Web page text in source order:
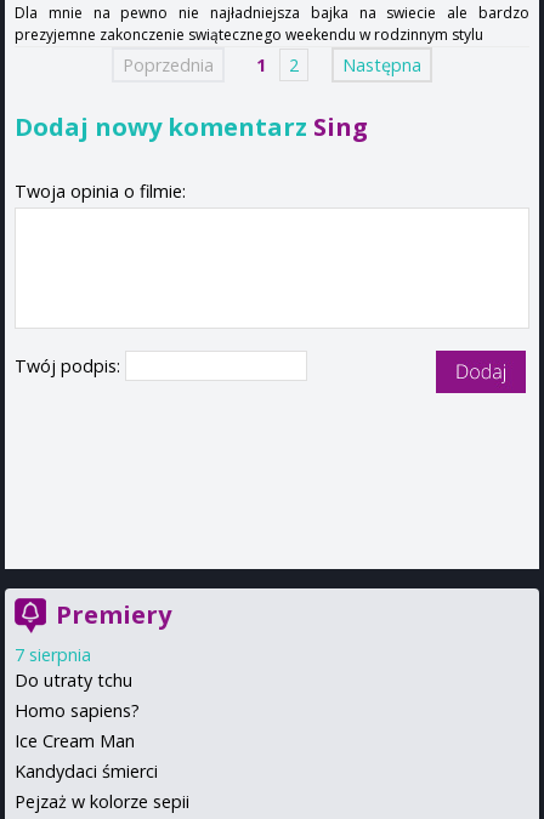
Dla mnie na pewno nie najładniejsza bajka na swiecie ale bardzo
prezyjemne zakonczenie swiątecznego weekendu w rodzinnym stylu
Poprzednia 1 2 Następna
Dodaj nowy komentarz Sing
Twoja opinia o filmie:
Twój podpis:
Premiery
7 sierpnia
Do utraty tchu
Homo sapiens?
Ice Cream Man
Kandydaci śmierci
Pejzaż w kolorze sepii